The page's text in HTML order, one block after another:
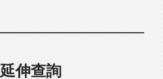
延伸查詢